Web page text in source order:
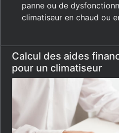
panne ou de
climatiseur en chaud ou
Calcul des aides
pour un climatiseur